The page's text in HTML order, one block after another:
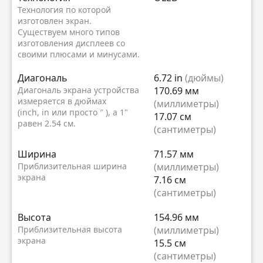
Технология по которой
изготовлен экран.
Существуем много типов
изготовления дисплеев со
своими плюсами и минусами.
Диагональ
Диагональ экрана устройства
измеряется в дюймах
(inch, in или просто ″ ), а 1"
равен 2.54 см.
6.72 in (дюймы)
170.69 мм
(миллиметры)
17.07 см
(сантиметры)
Ширина
Приблизительная ширина
экрана
71.57 мм
(миллиметры)
7.16 см
(сантиметры)
Высота
Приблизительная высота
экрана
154.96 мм
(миллиметры)
15.5 см
(сантиметры)